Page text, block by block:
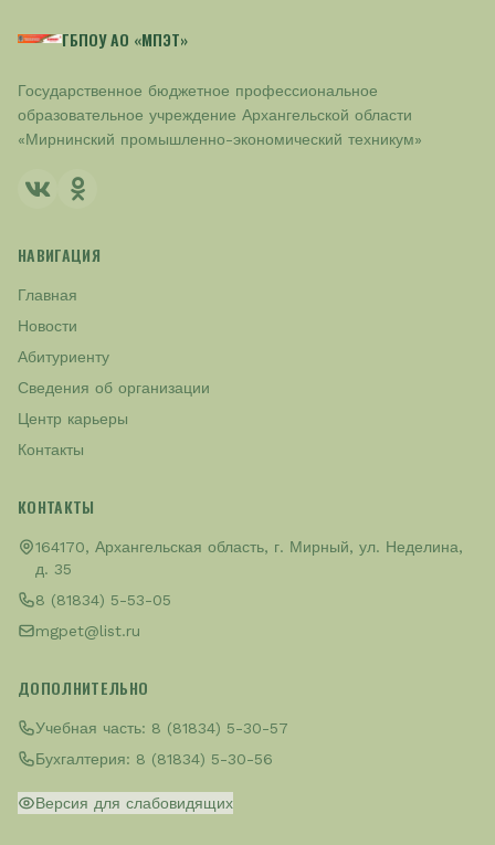
ГБПОУ АО «МПЭТ»
Государственное бюджетное профессиональное
образовательное учреждение Архангельской области
«Мирнинский промышленно-экономический техникум»
НАВИГАЦИЯ
Главная
Новости
Абитуриенту
Сведения об организации
Центр карьеры
Контакты
КОНТАКТЫ
164170, Архангельская область, г. Мирный, ул. Неделина,
д. 35
8 (81834) 5-53-05
mgpet@list.ru
ДОПОЛНИТЕЛЬНО
Учебная часть: 8 (81834) 5-30-57
Бухгалтерия: 8 (81834) 5-30-56
Версия для слабовидящих